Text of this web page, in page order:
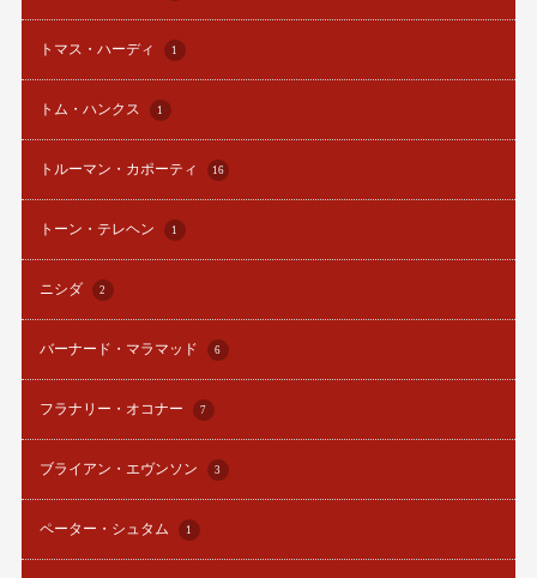
トマス・ハーディ 1
トム・ハンクス 1
トルーマン・カポーティ 16
トーン・テレヘン 1
ニシダ 2
バーナード・マラマッド 6
フラナリー・オコナー 7
ブライアン・エヴンソン 3
ペーター・シュタム 1